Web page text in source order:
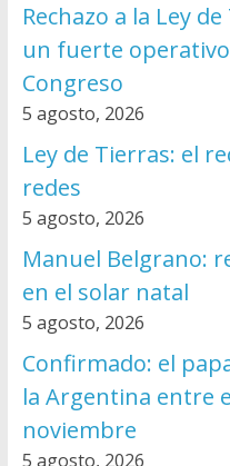
Rechazo a la Ley
un fuerte
Congreso
5 agosto, 2026
Ley de Tierras: el
redes
5 agosto, 2026
Manuel Belgrano:
en el solar natal
5 agosto, 2026
Confirmado: el
la Argentina entre
noviembre
5 agosto, 2026